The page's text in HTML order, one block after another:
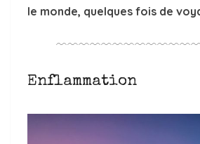
le monde, quelques fois de
Enflammation